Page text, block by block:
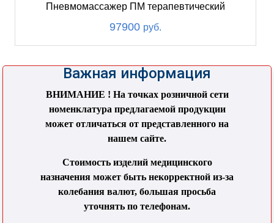
Пневмомассажер ПМ терапевтический
97900 руб.
Важная информация
ВНИМАНИЕ ! На точках розничной сети
номенклатура предлагаемой продукции
может отличаться от представленного на
нашем сайте.
Стоимость изделий медицинского
назначения может быть некорректной из-за
колебания валют, большая просьба
уточнять по телефонам.